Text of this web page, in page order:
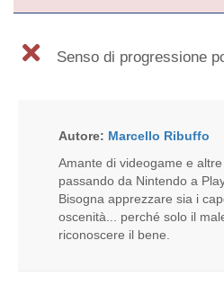
Senso di progressione
Autore: Marcello Ribuffo
Amante di videogame e
passando da Nintendo a
Bisogna apprezzare sia i
oscenità... perché solo il
riconoscere il bene.